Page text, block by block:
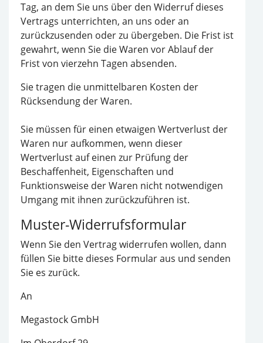
Tag, an dem Sie uns über den Widerruf dieses
Vertrags unterrichten, an uns oder an
zurückzusenden oder zu übergeben. Die Frist ist
gewahrt, wenn Sie die Waren vor Ablauf der
Frist von vierzehn Tagen absenden.
Sie tragen die unmittelbaren Kosten der
Rücksendung der Waren.
Sie müssen für einen etwaigen Wertverlust der
Waren nur aufkommen, wenn dieser
Wertverlust auf einen zur Prüfung der
Beschaffenheit, Eigenschaften und
Funktionsweise der Waren nicht notwendigen
Umgang mit ihnen zurückzuführen ist.
Muster-Widerrufsformular
Wenn Sie den Vertrag widerrufen wollen, dann
füllen Sie bitte dieses Formular aus und senden
Sie es zurück.
An
Megastock GmbH